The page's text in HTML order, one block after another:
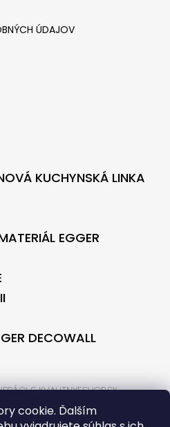
cookie. Ďalším
ÚDAJOV
KUCHYNSKÁ LINKA
EGGER
DECOWALL
S KVALITNYESHOP.SK
S BONTEC.SK